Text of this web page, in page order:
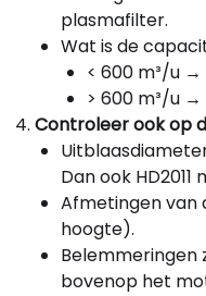
plasmafilter.
Wat is de
< 600 m³/u →
> 600 m³/u →
Controleer ook op
Dan ook
Afmetingen van
hoogte).
Belemmeringen
bovenop het